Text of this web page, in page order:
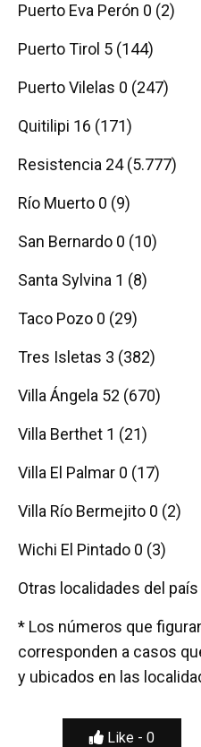
Puerto Eva Perón 0 (2)
Puerto Tirol 5 (144)
Puerto Vilelas 0 (247)
Quitilipi 16 (171)
Resistencia 24 (5.777)
Río Muerto 0 (9)
San Bernardo 0 (10)
Santa Sylvina 1 (8)
Taco Pozo 0 (29)
Tres Isletas 3 (382)
Villa Ángela 52 (670)
Villa Berthet 1 (21)
Villa El Palmar 0 (17)
Villa Río Bermejito 0 (2)
Wichi El Pintado 0 (3)
Otras localidades del
* Los números que
corresponden a casos
y ubicados en las
Like - 0